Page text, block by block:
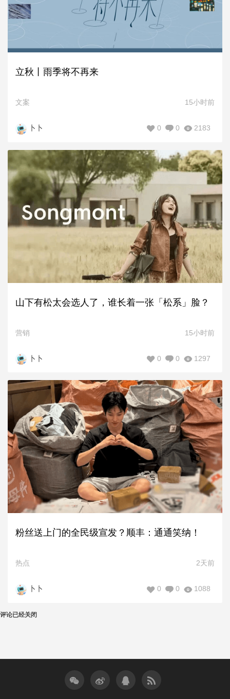
立秋丨雨季将不再来
文案 15小时前
卜卜 2183
0
0
山下有松太会选人了，谁长着一张「松系」脸？
营销 15小时前
卜卜 1297
0
0
粉丝送上门的全民级宣发？顺丰：通通笑纳！
热点 2天前
卜卜 1088
0
0
评论已经关闭